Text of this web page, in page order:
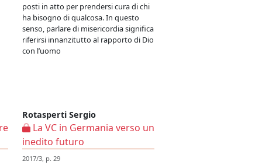
posti in atto per prendersi cura di chi
ha bisogno di qualcosa. In questo
senso, parlare di misericordia significa
riferirsi innanzitutto al rapporto di Dio
con l’uomo
Rotasperti Sergio
La VC in Germania verso un
inedito futuro
2017/3, p. 29